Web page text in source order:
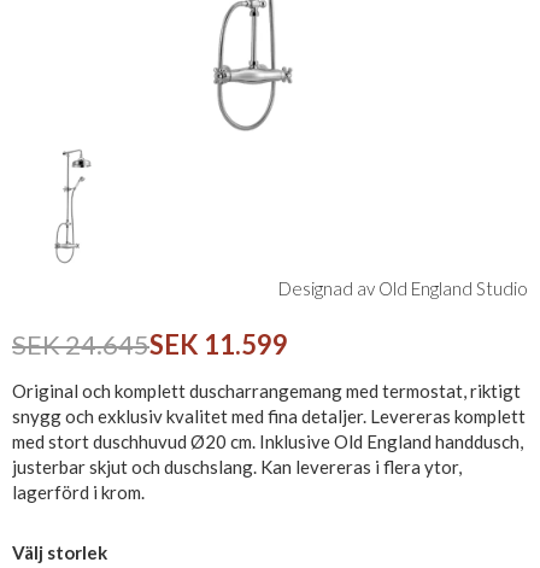
Designad av Old England Studio
SEK 24.645SEK 11.599
Original och komplett duscharrangemang med termostat, riktigt
snygg och exklusiv kvalitet med fina detaljer. Levereras komplett
med stort duschhuvud Ø20 cm. Inklusive Old England handdusch,
justerbar skjut och duschslang. Kan levereras i flera ytor,
lagerförd i krom.
Välj storlek